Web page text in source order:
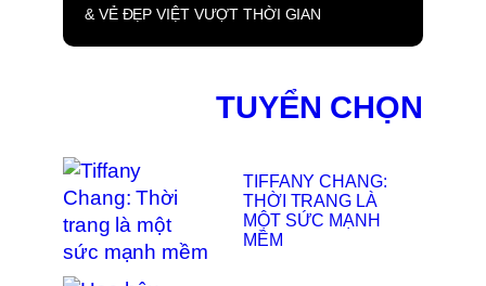
& VẺ ĐẸP VIỆT VƯỢT THỜI GIAN
TUYỂN CHỌN
TIFFANY CHANG:
THỜI TRANG LÀ
MỘT SỨC MẠNH
MỀM